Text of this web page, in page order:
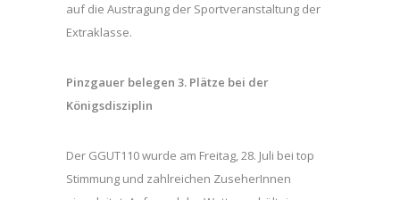
auf die Austragung der Sportveranstaltung der
Extraklasse.
Pinzgauer belegen 3. Plätze bei der
Königsdisziplin
Der GGUT110 wurde am Freitag, 28. Juli bei top
Stimmung und zahlreichen ZuseherInnen